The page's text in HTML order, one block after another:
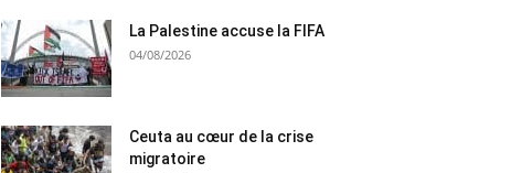
La Palestine accuse la FIFA
04/08/2026
Ceuta au cœur de la crise
migratoire